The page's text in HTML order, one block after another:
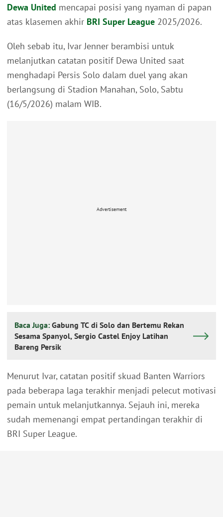
Dewa United mencapai posisi yang nyaman di papan
atas klasemen akhir BRI Super League 2025/2026.
Oleh sebab itu, Ivar Jenner berambisi untuk
melanjutkan catatan positif Dewa United saat
menghadapi Persis Solo dalam duel yang akan
berlangsung di Stadion Manahan, Solo, Sabtu
(16/5/2026) malam WIB.
Advertisement
Baca Juga: Gabung TC di Solo dan Bertemu Rekan
Sesama Spanyol, Sergio Castel Enjoy Latihan
Bareng Persik
Menurut Ivar, catatan positif skuad Banten Warriors
pada beberapa laga terakhir menjadi pelecut motivasi
pemain untuk melanjutkannya. Sejauh ini, mereka
sudah memenangi empat pertandingan terakhir di
BRI Super League.